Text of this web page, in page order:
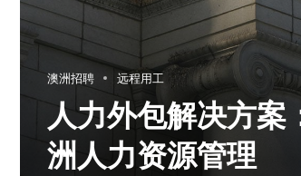
澳洲招聘 远程用工
人力外包解决方案
洲人力资源管理